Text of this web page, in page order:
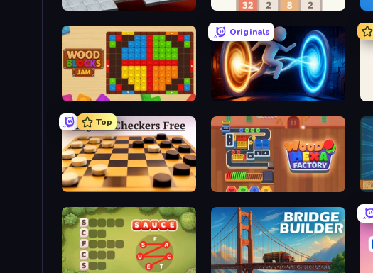
Bloxorz
Wood Blocks Jam
Originals
Portal Escape
Top
English Checkers Free Wood Hexa Factory!